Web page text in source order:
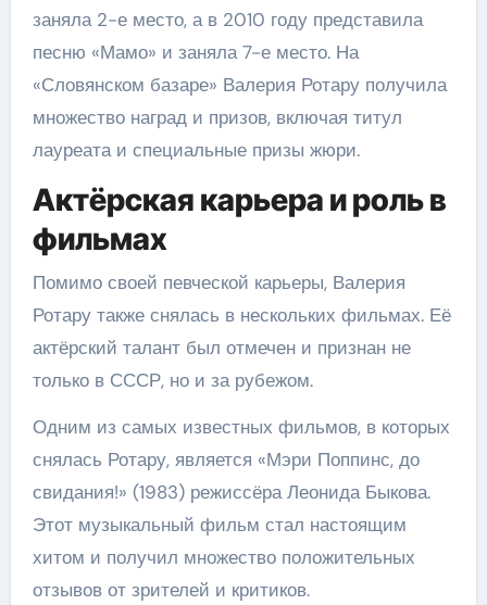
заняла 2-е место, а в 2010 году представила
песню «Мамо» и заняла 7-е место. На
«Словянском базаре» Валерия Ротару получила
множество наград и призов, включая титул
лауреата и специальные призы жюри.
Актёрская карьера и роль в
фильмах
Помимо своей певческой карьеры, Валерия
Ротару также снялась в нескольких фильмах. Её
актёрский талант был отмечен и признан не
только в СССР, но и за рубежом.
Одним из самых известных фильмов, в которых
снялась Ротару, является «Мэри Поппинс, до
свидания!» (1983) режиссёра Леонида Быкова.
Этот музыкальный фильм стал настоящим
хитом и получил множество положительных
отзывов от зрителей и критиков.